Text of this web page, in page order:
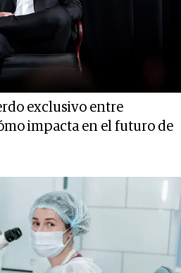
exclusivo entre
impacta en el futuro de